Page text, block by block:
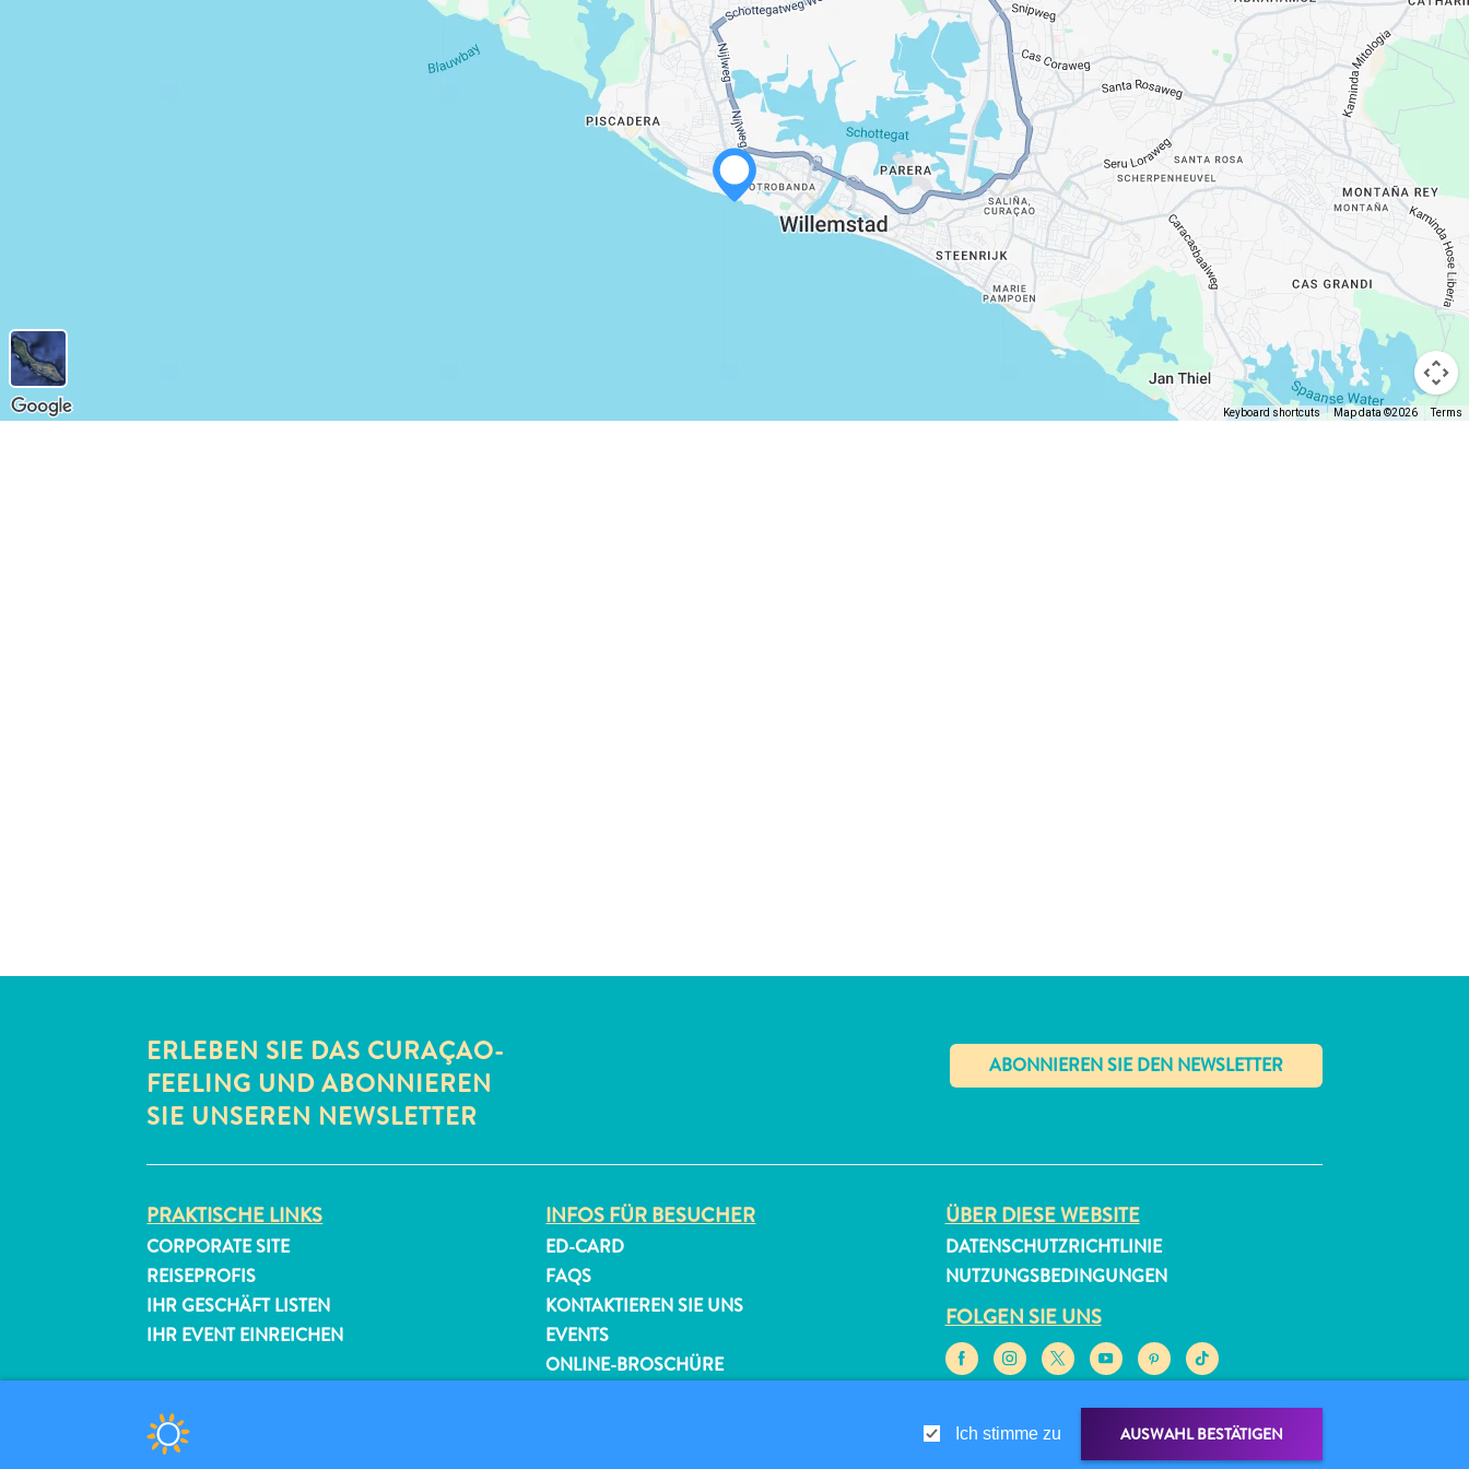
Keyboard shortcuts Map data ©2026 Terms
ERLEBEN SIE DAS CURAÇAO-
FEELING UND ABONNIEREN
SIE UNSEREN NEWSLETTER
✕
PRAKTISCHE LINKS
CORPORATE SITE
REISEPROFIS
IHR GESCHÄFT LISTEN
IHR EVENT EINREICHEN
INFOS FÜR BESUCHER
ED-CARD
FAQS
KONTAKTIEREN SIE UNS
EVENTS
ONLINE-BROSCHÜRE
ÜBER DIESE WEBSITE
DATENSCHUTZRICHTLINIE
NUTZUNGSBEDINGUNGEN
FOLGEN SIE UNS
Ich stimme zu AUSWAHL BESTÄTIGEN